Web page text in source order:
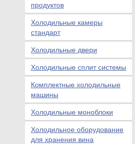
продуктов
Холодильные камеры
стандарт
Холодильные двери
Холодильные сплит системы
Комплектные холодильные
машины
Холодильные моноблоки
Холодильное оборудование
для хранения вина